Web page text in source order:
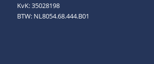
KvK: 35028198
BTW: NL8054.68.444.B01